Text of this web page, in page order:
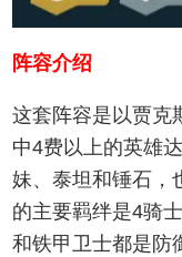
阵容介绍
这套阵容是以贾克
中4费以上的英雄
妹、泰坦和锤石，
的主要羁绊是4骑
和铁甲卫士都是防